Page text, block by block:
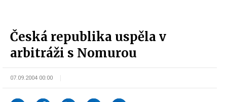
Česká republika uspěla v
arbitráži s Nomurou
07.09.2004 00:00